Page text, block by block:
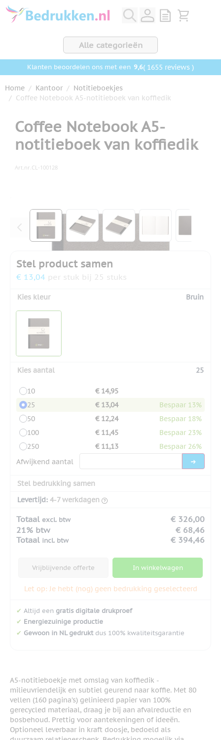
Ga naar de inhoud
View quote,
Bekijk
Alle categorieën
Klanten beoordelen ons met een 9,6( 1655 reviews )
Home / Kantoor / Notitieboekjes
/ Coffee Notebook A5-notitieboek van koffiedik
Coffee Notebook A5-
notitieboek van koffiedik
Art.nr. CL-100128
View larger imageView larger imageView larger image
View larger
Stel product samen
€ 13,04 per stuk bij 25 stuks
Kies kleur Bruin
Kies aantal 25
10
€ 14,95
25
€ 13,04
Bespaar 13%
50
€ 12,24
Bespaar 18%
100
€ 11,45
Bespaar 23%
250
€ 11,13
Bespaar 26%
Afwijkend aantal
Stel bedrukking samen
Levertijd: 4-7 werkdagen
Totaal excl. btw
€ 326,00
21% btw
€ 68,46
Totaal incl. btw € 394,46
Vrijblijvende offerte In winkelwagen
Let op: Je hebt (nog) geen bedrukking geselecteerd
✔ Altijd een gratis digitale drukproef
✔ Energiezuinige productie
✔ Gewoon in NL gedruktdus 100% kwaliteitsgarantie
A5-notitieboekje met omslag van koffiedik -
milieuvriendelijk en subtiel geurend naar koffie. Met 80
vellen (160 pagina’s) gelinieerd papier van 100%
gerecycled materiaal, draag je bij aan afvalreductie en
bosbehoud. Prettig voor aantekeningen of ideeën.
Optioneel leverbaar in kraft doosje, bedoeld als